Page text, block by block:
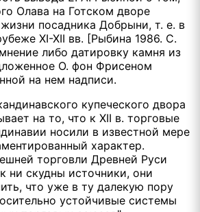
Олава на Готском дворе
посадника Добрыни, т. е. в
XI-XII вв. [Рыбина 1986. С.
либо датировку камня из
О. фон Фрисеном
на нем надписи.
купеческого двора
на то, что к XII в. торговые
носили в известной мере
характер.
торговли Древней Руси
ни скудны источники, они
что уже в ту далекую пору
устойчивые системы